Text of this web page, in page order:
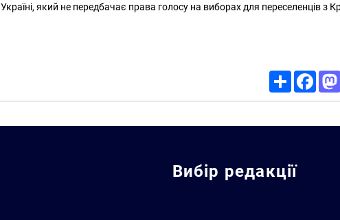
Україні, який не передбачає права голосу на виборах для переселенців з
Share
Вибір редакції